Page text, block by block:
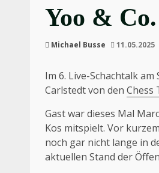
Yoo & Co.
Michael Busse 11.05.2025
Im 6. Live-Schachtalk
Carlstedt von den Chess
Gast war dieses Mal
Kos mitspielt. Vor
noch gar nicht lange in
aktuellen Stand der